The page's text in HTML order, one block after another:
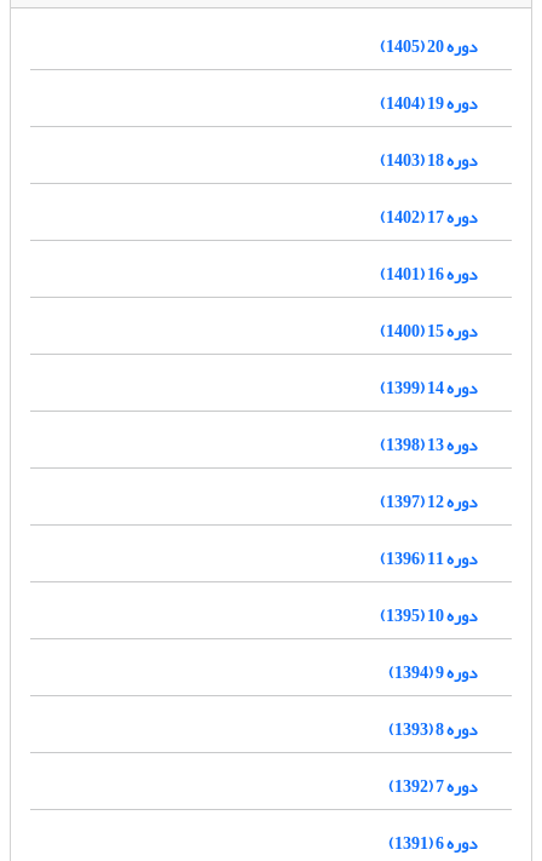
دوره 20 (1405)
دوره 19 (1404)
دوره 18 (1403)
دوره 17 (1402)
دوره 16 (1401)
دوره 15 (1400)
دوره 14 (1399)
دوره 13 (1398)
دوره 12 (1397)
دوره 11 (1396)
دوره 10 (1395)
دوره 9 (1394)
دوره 8 (1393)
دوره 7 (1392)
دوره 6 (1391)